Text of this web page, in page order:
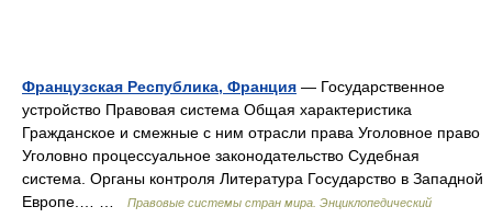
Французская Республика, Франция — Государственное
устройство Правовая система Общая характеристика
Гражданское и смежные с ним отрасли права Уголовное право
Уголовно процессуальное законодательство Судебная
система. Органы контроля Литература Государство в Западной
Европе.… …
Правовые системы стран мира. Энциклопедический